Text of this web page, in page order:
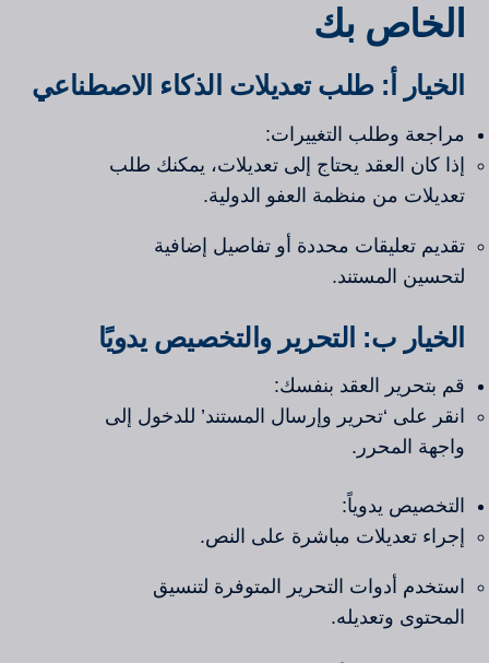
الخاص بك
الخيار أ: طلب تعديلات الذكاء الاصطناعي
مراجعة وطلب التغييرات:
إذا كان العقد يحتاج إلى تعديلات، يمكنك طلب
تعديلات من منظمة العفو الدولية.
تقديم تعليقات محددة أو تفاصيل إضافية
لتحسين المستند.
الخيار ب: التحرير والتخصيص يدويًا
قم بتحرير العقد بنفسك:
انقر على ‘تحرير وإرسال المستند’ للدخول إلى
واجهة المحرر.
التخصيص يدوياً:
إجراء تعديلات مباشرة على النص.
استخدم أدوات التحرير المتوفرة لتنسيق
المحتوى وتعديله.